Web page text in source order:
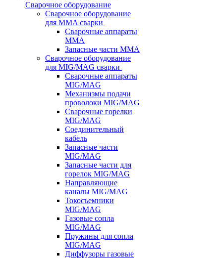
Сварочное оборудование
Сварочное оборудование
для MMA сварки
Сварочные аппараты
MMA
Запасные части MMA
Сварочное оборудование
для MIG/MAG сварки
Сварочные аппараты
MIG/MAG
Механизмы подачи
проволоки MIG/MAG
Сварочные горелки
MIG/MAG
Соединительный
кабель
Запасные части
MIG/MAG
Запасные части для
горелок MIG/MAG
Направляющие
каналы MIG/MAG
Токосъемники
MIG/MAG
Газовые сопла
MIG/MAG
Пружины для сопла
MIG/MAG
Диффузоры газовые